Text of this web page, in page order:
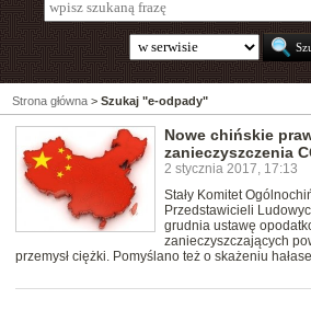
Strona główna > Szukaj "e-odpady"
Nowe chińskie
zanieczyszczenia
2 stycznia 2017, 17:13
Stały Komitet
Przedstawicieli
grudnia ustawę
zanieczyszczających
przemysł ciężki. Pomyślano też o skażeniu